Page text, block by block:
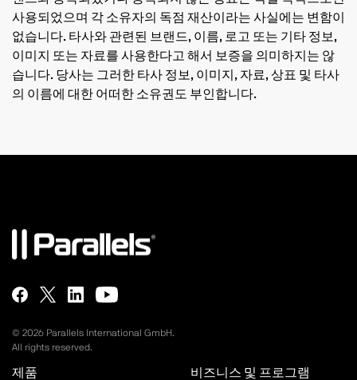
사용되었으며 각 소유자의 독점 재산이라는 사실에는 변함이
없습니다. 타사와 관련된 브랜드, 이름, 로고 또는 기타 정보,
이미지 또는 자료를 사용한다고 해서 보증을 의미하지는 않
습니다. 당사는 그러한 타사 정보, 이미지, 자료, 상표 및 타사
의 이름에 대한 어떠한 소유권도 부인합니다.
© 2026 Parallels International GmbH.
All rights reserved.
제품 비즈니스 및 프로그램